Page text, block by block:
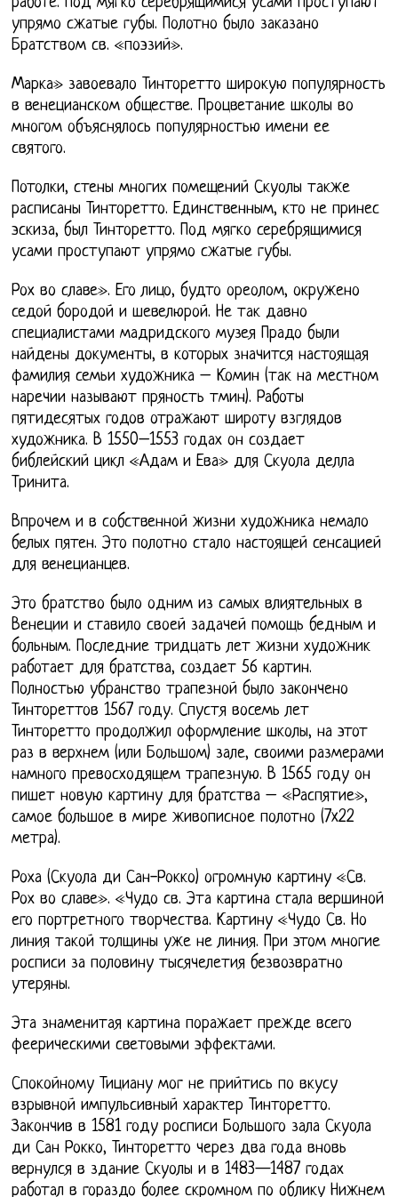
упрямо сжатые губы. Полотно было заказано
Братством св. «поэзий».
Марка» завоевало Тинторетто широкую популярность
в венецианском обществе. Процветание школы во
многом объяснялось популярностью имени ее
святого.
Потолки, стены многих помещений Скуолы также
расписаны Тинторетто. Единственным, кто не принес
эскиза, был Тинторетто. Под мягко серебрящимися
усами проступают упрямо сжатые губы.
Рох во славе». Его лицо, будто ореолом, окружено
седой бородой и шевелюрой. Не так давно
специалистами мадридского музея Прадо были
найдены документы, в которых значится настоящая
фамилия семьи художника – Комин (так на местном
наречии называют пряность тмин). Работы
пятидесятых годов отражают широту взглядов
художника. В 1550–1553 годах он создает
библейский цикл «Адам и Ева» для Скуола делла
Тринита.
Впрочем и в собственной жизни художника немало
белых пятен. Это полотно стало настоящей сенсацией
для венецианцев.
Это братство было одним из самых влиятельных в
Венеции и ставило своей задачей помощь бедным и
больным. Последние тридцать лет жизни художник
работает для братства, создает 56 картин.
Полностью убранство трапезной было закончено
Тинтореттов 1567 году. Спустя восемь лет
Тинторетто продолжил оформление школы, на этот
раз в верхнем (или Большом) зале, своими размерами
намного превосходящем трапезную. В 1565 году он
пишет новую картину для братства – «Распятие»,
самое большое в мире живописное полотно (7x22
метра).
Роха (Скуола ди Сан-Рокко) огромную картину «Св.
Рох во славе». «Чудо св. Эта картина стала вершиной
его портретного творчества. Картину «Чудо Св. Но
линия такой толщины уже не линия. При этом многие
росписи за половину тысячелетия безвозвратно
утеряны.
Эта знаменитая картина поражает прежде всего
феерическими световыми эффектами.
Спокойному Тициану мог не прийтись по вкусу
взрывной импульсивный характер Тинторетто.
Закончив в 1581 году росписи Большого зала Скуола
ди Сан Рокко, Тинторетто через два года вновь
вернулся в здание Скуолы и в 1483—1487 годах
работал в гораздо более скромном по облику Нижнем